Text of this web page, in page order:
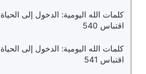
كلمات الله اليومية: الدخول إلى الحياة |
اقتباس 540
كلمات الله اليومية: الدخول إلى الحياة |
اقتباس 541